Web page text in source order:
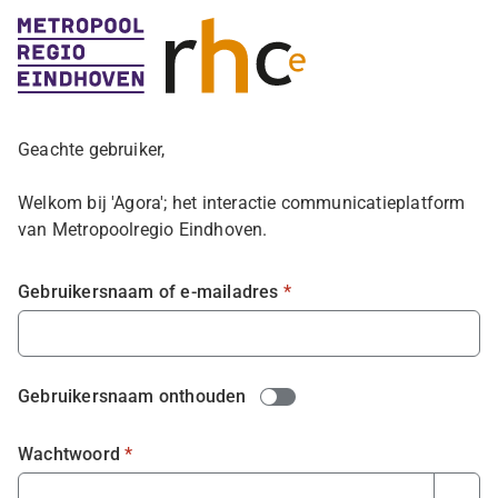
Inloggen
Geachte gebruiker,
Welkom bij 'Agora'; het interactie communicatieplatform
van Metropoolregio Eindhoven.
Inloggen formulier
Gebruikersnaam of e-mailadres *
Gebruikersnaam onthouden
Wachtwoord*